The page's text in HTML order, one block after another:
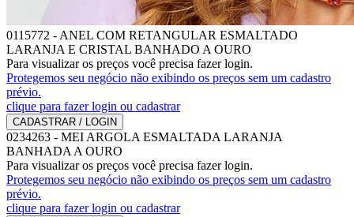
0115772 - ANEL COM RETANGULAR ESMALTADO
LARANJA E CRISTAL BANHADO A OURO
Para visualizar os preços você precisa fazer login.
Protegemos seu negócio não exibindo os preços sem um cadastro
prévio.
clique para fazer login ou cadastrar
CADASTRAR / LOGIN
0234263 - MEI ARGOLA ESMALTADA LARANJA
BANHADA A OURO
Para visualizar os preços você precisa fazer login.
Protegemos seu negócio não exibindo os preços sem um cadastro
prévio.
clique para fazer login ou cadastrar